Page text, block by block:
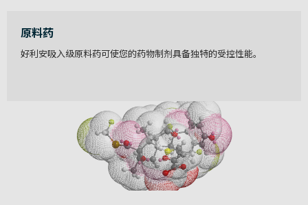
原料药
好利安吸入级原料药可使您的药物制剂具备独特的受控性能。